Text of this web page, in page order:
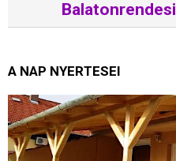
Balatonrendesi
A NAP NYERTESEI